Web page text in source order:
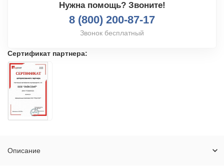
Нужна помощь? Звоните!
8 (800) 200-87-17
Звонок бесплатный
Сертификат партнера:
Описание